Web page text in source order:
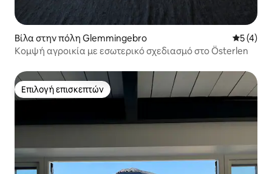
Βίλα στην πόλη Glemmingebro Μέση
5 (4)
Κομψή αγροικία με εσωτερικό σχεδιασμό στο Österlen
Επιλογή επισκεπτών
Επιλογή επισκεπτών